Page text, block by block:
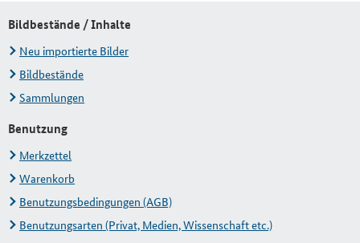
Bildbestände / Inhalte
Neu importierte Bilder
Bildbestände
Sammlungen
Benutzung
Merkzettel
Warenkorb
Benutzungsbedingungen (AGB)
Benutzungsarten (Privat, Medien, Wissenschaft etc.)